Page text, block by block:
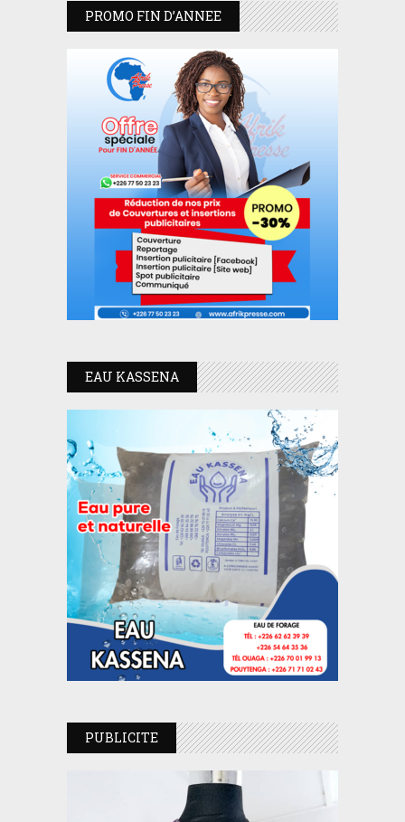
PROMO FIN D’ANNEE
EAU KASSENA
PUBLICITE